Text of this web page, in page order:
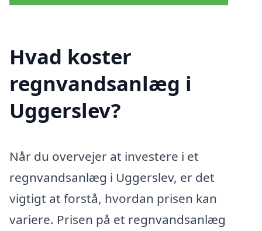
Hvad koster
regnvandsanlæg i
Uggerslev?
Når du overvejer at investere i et
regnvandsanlæg i Uggerslev, er det
vigtigt at forstå, hvordan prisen kan
variere. Prisen på et regnvandsanlæg